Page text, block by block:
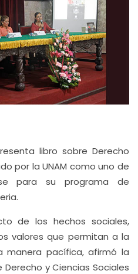
libro sobre Derecho
por la UNAM como uno de
para su programa de
de los hechos sociales,
valores que permitan a la
manera pacífica, afirmó la
y Ciencias Sociales